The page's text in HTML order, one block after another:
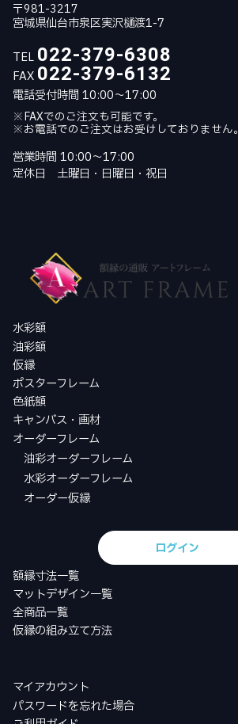
〒981-3217
宮城県仙台市泉区実沢樋渡1-7
TEL 022-379-6308
FAX 022-379-6132
電話受付時間 10:00～17:00
※FAXでのご注文も可能です。
※お電話でのご注文はお受けしておりません。
営業時間 10:00～17:00
定休日 土曜日・日曜日・祝日
水彩額
油彩額
仮縁
ポスターフレーム
色紙額
キャンバス・画材
オーダーフレーム
油彩オーダーフレーム
水彩オーダーフレーム
オーダー仮縁
ログイン
額縁寸法一覧
マットデザイン一覧
全商品一覧
仮縁の組み立て方法
マイアカウント
パスワードを忘れた場合